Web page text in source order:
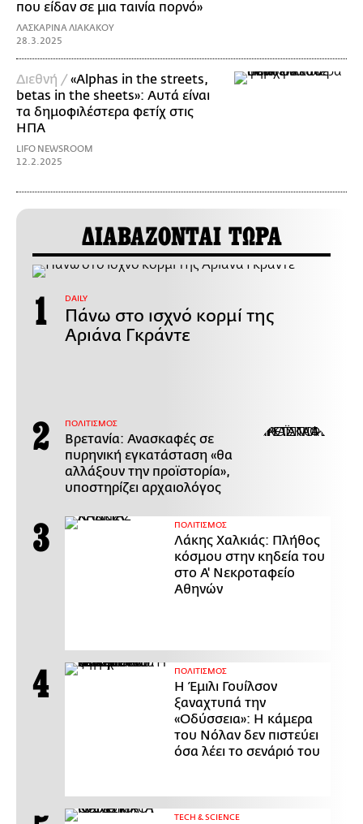
που είδαν σε μια ταινία πορνό»
ΛΑΣΚΑΡΙΝΑ ΛΙΑΚΑΚΟΥ
28.3.2025
Διεθνή /«Alphas in the streets,
betas in the sheets»: Αυτά είναι
τα δημοφιλέστερα φετίχ στις
ΗΠΑ
LIFO NEWSROOM
12.2.2025
ΔΙΑΒΑΖΟΝΤΑΙ ΤΩΡΑ
DAILY
Πάνω στο ισχνό κορμί της
Αριάνα Γκράντε
ΠΟΛΙΤΙΣΜΟΣ
Βρετανία: Ανασκαφές σε
πυρηνική εγκατάσταση «θα
αλλάξουν την προϊστορία»,
υποστηρίζει αρχαιολόγος
ΠΟΛΙΤΙΣΜΟΣ
Λάκης Χαλκιάς: Πλήθος
κόσμου στην κηδεία του
στο Α' Νεκροταφείο
Αθηνών
ΠΟΛΙΤΙΣΜΟΣ
Η Έμιλι Γουίλσον
ξαναχτυπά την
«Οδύσσεια»: Η κάμερα
του Νόλαν δεν πιστεύει
όσα λέει το σενάριό του
ΤECH & SCIENCE